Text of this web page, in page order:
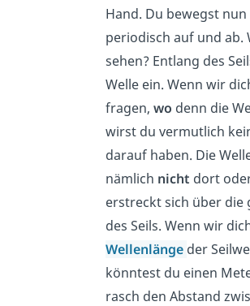
Hand. Du bewegst
periodisch auf und ab.
sehen? Entlang des
Welle ein. Wenn wir
fragen,wo denn die
wirst du vermutlich
darauf haben. Die
nämlich nicht dort
erstreckt sich über die
des Seils. Wenn wir
Wellenlänge der
könntest du einen
rasch den Abstand